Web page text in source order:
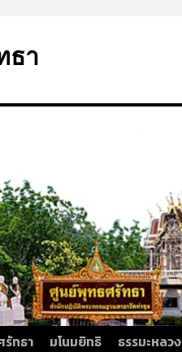
ธา
ทธา มโนมยิทธิ
ธรรมะหลว